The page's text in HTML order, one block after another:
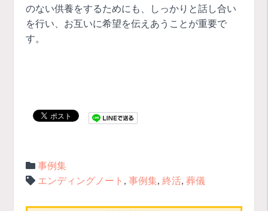
のない供養をするためにも、しっかりと話し合い
を行い、お互いに希望を伝えあうことが重要で
す。
事例集
エンディングノート , 事例集, 終活, 葬儀